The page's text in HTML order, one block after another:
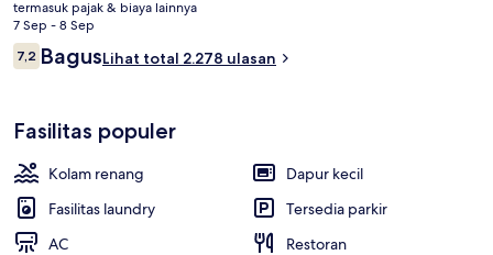
Rp1.911.042
termasuk pajak & biaya lainnya
7 Sep - 8 Sep
Ulasan
7,27,2 dari 10
BagusLihat total 2.278 ulasan
Fasilitas populer
Kolam renang
Dapur kecil
Fasilitas laundry
Tersedia parkir
AC
Restoran